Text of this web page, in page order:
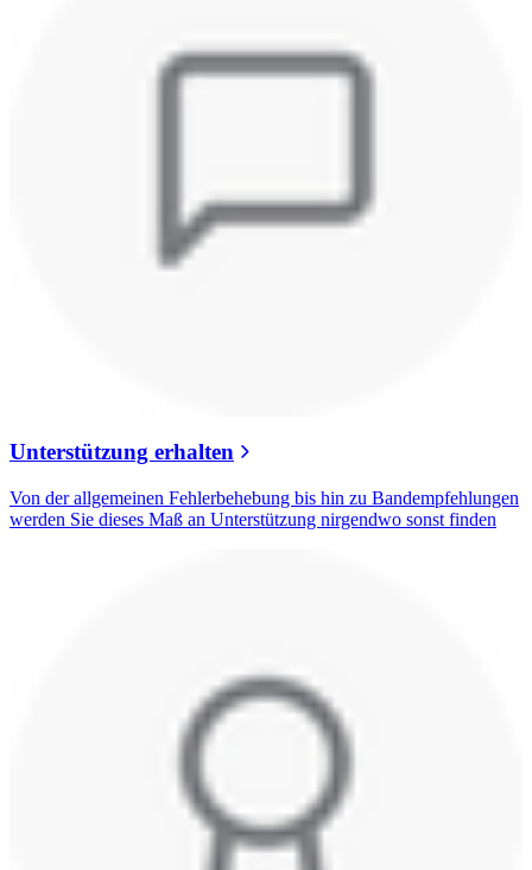
Unterstützung erhalten
Von der allgemeinen Fehlerbehebung bis hin zu Bandempfehlungen
werden Sie dieses Maß an Unterstützung nirgendwo sonst finden